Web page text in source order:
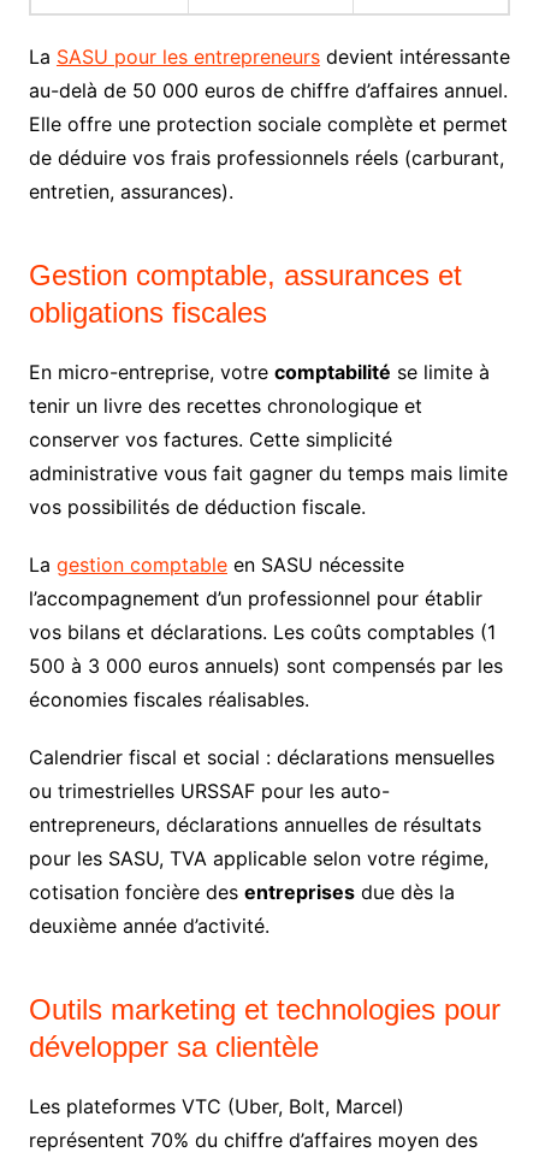
La SASU pour les entrepreneursdevient intéressante
au-delà de 50 000 euros de chiffre d’affaires annuel.
Elle offre une protection sociale complète et permet
de déduire vos frais professionnels réels (carburant,
entretien, assurances).
Gestion comptable, assurances et
obligations fiscales
En micro-entreprise, votre comptabilité se limite à
tenir un livre des recettes chronologique et
conserver vos factures. Cette simplicité
administrative vous fait gagner du temps mais limite
vos possibilités de déduction fiscale.
La gestion comptableen SASU nécessite
l’accompagnement d’un professionnel pour établir
vos bilans et déclarations. Les coûts comptables (1
500 à 3 000 euros annuels) sont compensés par les
économies fiscales réalisables.
Calendrier fiscal et social : déclarations mensuelles
ou trimestrielles URSSAF pour les auto-
entrepreneurs, déclarations annuelles de résultats
pour les SASU, TVA applicable selon votre régime,
cotisation foncière des entreprisesdue dès la
deuxième année d’activité.
Outils marketing et technologies pour
développer sa clientèle
Les plateformes VTC (Uber, Bolt, Marcel)
représentent 70% du chiffre d’affaires moyen des